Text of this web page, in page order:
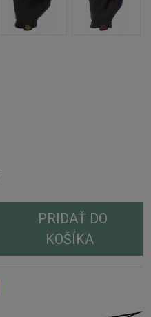
PRIDAŤ DO
KOŠÍKA